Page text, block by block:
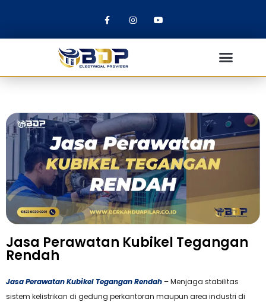
Jasa Perawatan Kubikel Tegangan
Rendah
Jasa Perawatan Kubikel Tegangan Rendah – Menjaga stabilitas
sistem kelistrikan di gedung perkantoran maupun area industri di